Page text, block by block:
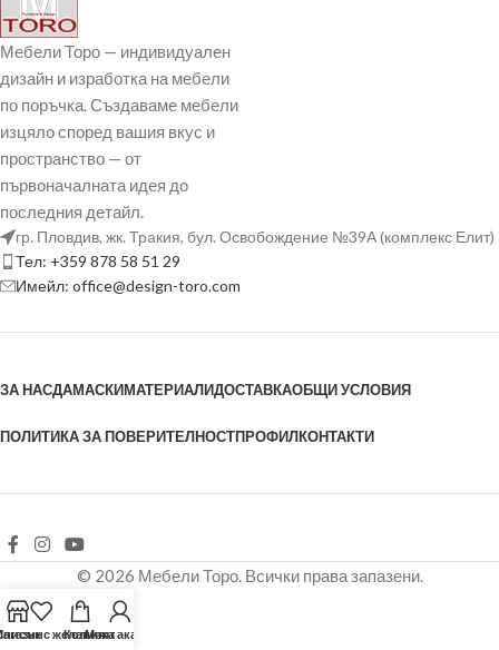
Мебели Торо — индивидуален
дизайн и изработка на мебели
по поръчка. Създаваме мебели
изцяло според вашия вкус и
пространство — от
първоначалната идея до
последния детайл.
гр. Пловдив, жк. Тракия, бул. Освобождение №39А (комплекс Елит)
Тел: +359 878 58 51 29
Имейл: office@design-toro.com
ЗА НАСДАМАСКИМАТЕРИАЛИДОСТАВКАОБЩИ УСЛОВИЯ
ПОЛИТИКА ЗА ПОВЕРИТЕЛНОСТПРОФИЛКОНТАКТИ
© 2026 Мебели Торо. Всички права запазени.
с желания
Количка
Моят акаунт